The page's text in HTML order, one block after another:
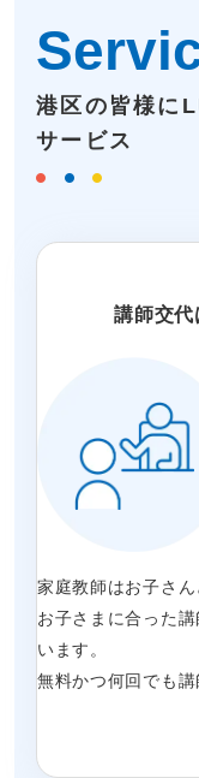
港区の皆様に
サービス
講師交
家庭教師はお子さん
お子さまに合った
います。
無料かつ何回でも講